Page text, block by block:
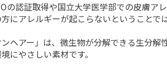
の認証取得や国立大学医学部での皮膚ア
にアレルギーが起こらないということで
ンヘアー」は、微生物が分解できる生分解
にやさしい素材です。